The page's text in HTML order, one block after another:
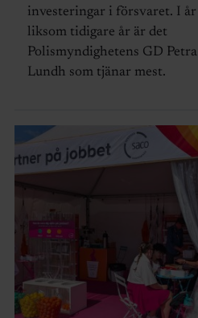
investeringar i försvaret. I år
liksom tidigare år är det
Polismyndighetens GD Petra
Lundh som tjänar mest.